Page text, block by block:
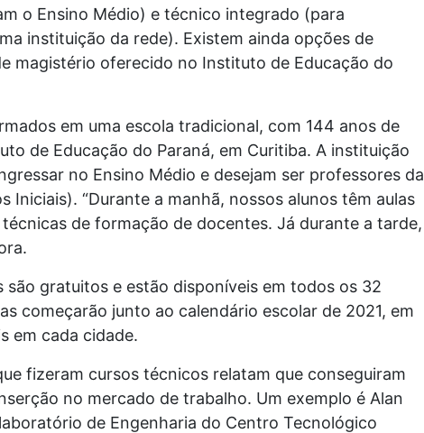
o Ensino Médio) e técnico integrado (para
instituição da rede). Existem ainda opções de
magistério oferecido no Instituto de Educação do
em uma escola tradicional, com 144 anos de
de Educação do Paraná, em Curitiba. A instituição
no Ensino Médio e desejam ser professores da
Iniciais). “Durante a manhã, nossos alunos têm aulas
de formação de docentes. Já durante a tarde,
gratuitos e estão disponíveis em todos os 32
começarão junto ao calendário escolar de 2021, em
em cada cidade.
fizeram cursos técnicos relatam que conseguiram
no mercado de trabalho. Um exemplo é Alan
de Engenharia do Centro Tecnológico